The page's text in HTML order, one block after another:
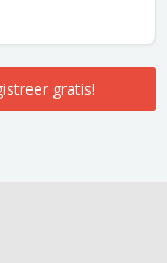
gratis!